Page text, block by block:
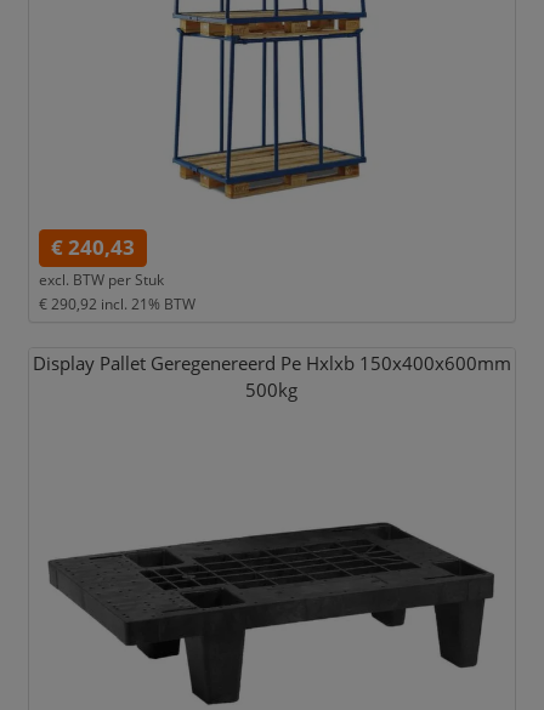
€ 240,43
excl. BTW per Stuk
€ 290,92 incl. 21% BTW
Display Pallet Geregenereerd Pe Hxlxb 150x400x600mm
500kg